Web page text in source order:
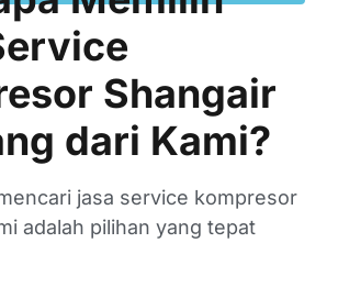
Shangair
dari Kami?
jasa service kompresor
adalah pilihan yang tepat